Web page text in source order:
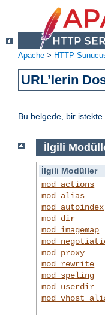
Apache > HTTP
URL’lerin
Bu belgede, bir istekte
İlgili
İlgili Modüller
mod_actions
mod_alias
mod_autoindex
mod_dir
mod_imagemap
mod_proxy
mod_rewrite
mod_speling
mod_userdir